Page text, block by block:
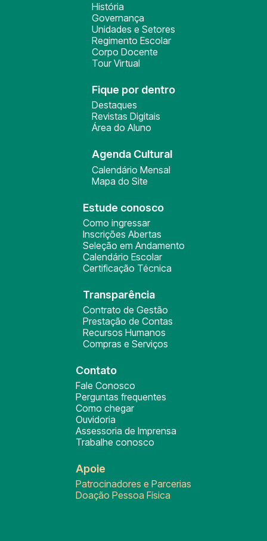
História
Governança
Unidades e Setores
Regimento Escolar
Corpo Docente
Tour Virtual
Fique por dentro
Destaques
Revistas Digitais
Área do Aluno
Agenda Cultural
Calendário Mensal
Mapa do Site
Estude conosco
Como ingressar
Inscrições Abertas
Seleção em Andamento
Calendário Escolar
Certificação Técnica
Transparência
Contrato de Gestão
Prestação de Contas
Recursos Humanos
Compras e Serviços
Contato
Fale Conosco
Perguntas frequentes
Como chegar
Ouvidoria
Assessoria de Imprensa
Trabalhe conosco
Apoie
Patrocinadores e Parcerias
Doação Pessoa Física